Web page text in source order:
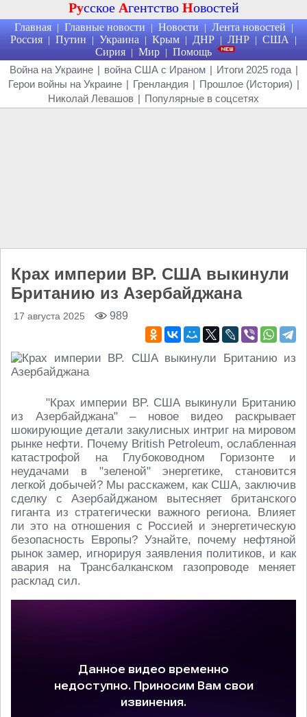
Русское Агентство Новостей
Главная | Главные новости | Новости | Лента новостей |
Россия | Путин | Украина | Крым | ДНР | ЛНР | США |
Сирия | Мир | Помощь
Война на Украине | война США с Ираном | Итоги 2025 года |
Герои войны на Украине | Гренландия | Прошлое (История) |
Николай Левашов | Популярные в соцсетях
Крах империи BP. США выкинули
Британию из Азербайджана
17 августа 2025 989
"Крах империи BP. США выкинули Британию
из Азербайджана" – новое видео раскрывает
шокирующие детали закулисных интриг на мировом
рынке нефти. Почему British Petroleum, ослабленная
катастрофой на Глубоководном Горизонте и
неудачами в "зеленой" энергетике, становится
легкой добычей? Мы расскажем, как США, заключив
сделку с Азербайджаном вытесняет британского
гиганта из стратегически важного региона. Влияет
ли это на отношения с Россией и энергетическую
безопасность Европы? Узнайте, почему нефтяной
рынок замер, игнорируя заявления политиков, и как
авария на Трансбалканском газопроводе меняет
расклад сил.